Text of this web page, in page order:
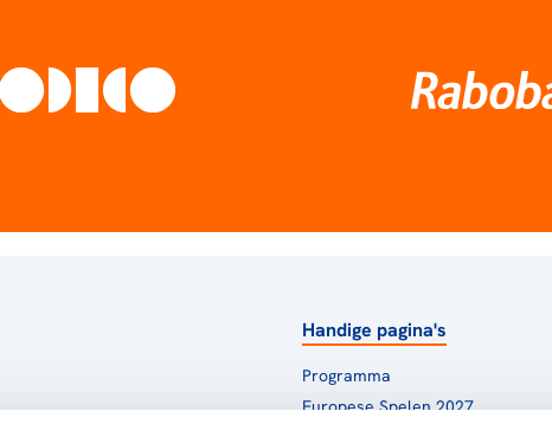
Handige pagina's
Programma
Europese Spelen 2027